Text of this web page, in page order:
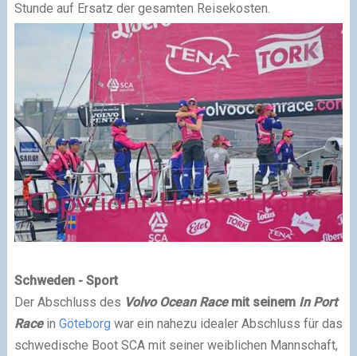
Stunde auf Ersatz der gesamten Reisekosten.
Schweden - Sport
Der Abschluss des Volvo Ocean Racemit seinem In Port
Racein Göteborg war ein nahezu idealer Abschluss für das
schwedische Boot SCA mit seiner weiblichen Mannschaft,